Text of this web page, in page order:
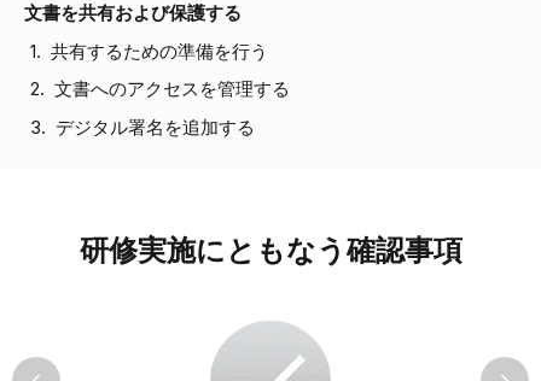
文書を共有および保護する
共有するための準備を行う
文書へのアクセスを管理する
デジタル署名を追加する
研修実施にともなう確認事項